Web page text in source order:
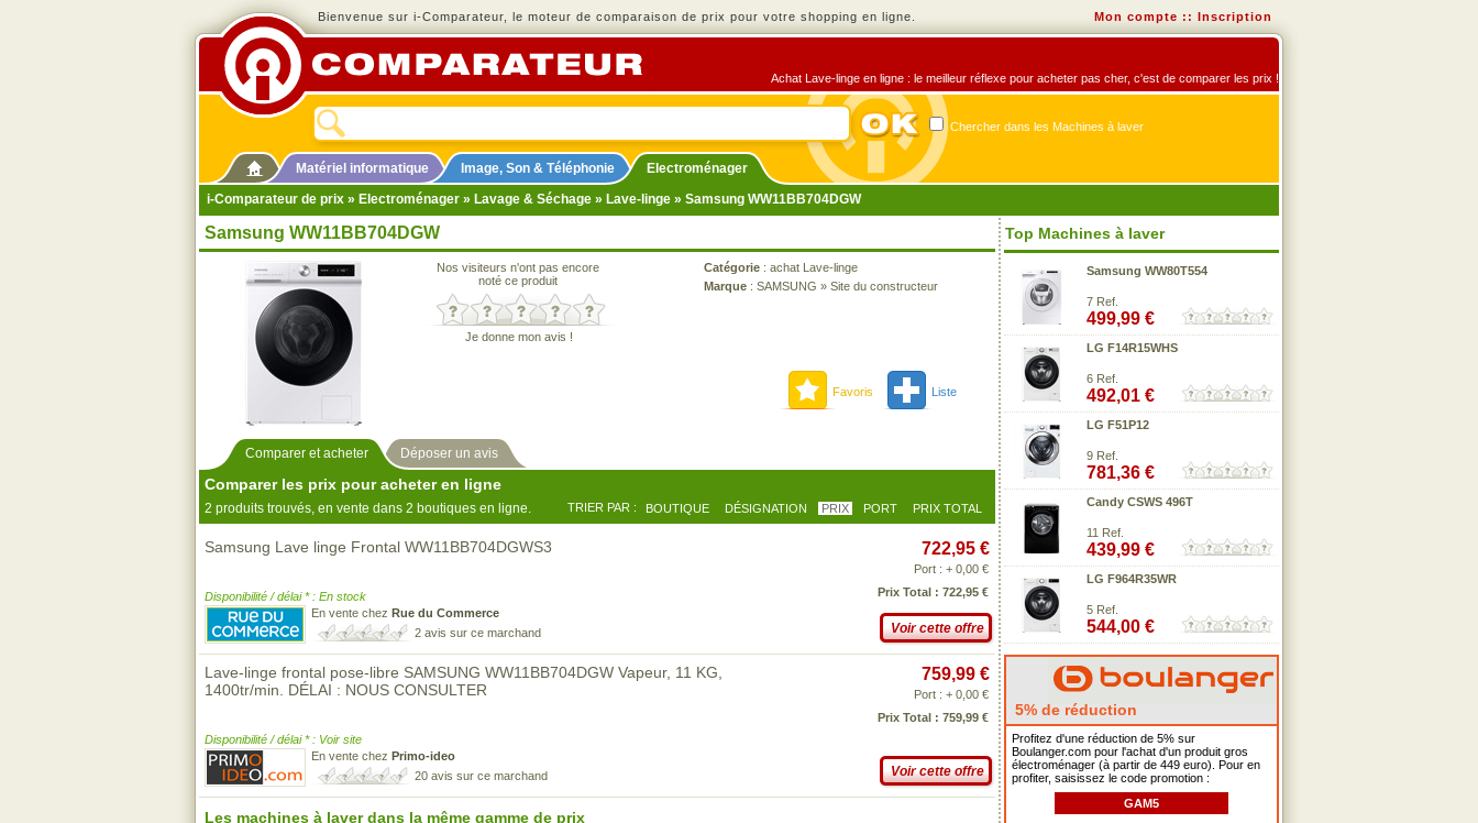
Bienvenue sur i-Comparateur, le moteur de comparaison de prix pour votre shopping en ligne. Mon compte :: Inscription
Achat Lave-linge en ligne : le meilleur réflexe pour acheter pas cher, c'est de comparer les prix !
Chercher dans les Machines à laver
Matériel informatique Image, Son & Téléphonie
Electroménager
i-Comparateur de prix » Electroménager » Lavage & Séchage » Lave-linge » Samsung WW11BB704DGW
Samsung WW11BB704DGW
Nos visiteurs n'ont pas encore
noté ce produit
Je donne mon avis !
Catégorie : achat Lave-linge
Marque : SAMSUNG » Site du constructeur
Favoris Liste
Comparer et acheter Déposer un avis
Comparer les prix pour acheter en ligne
2 produits trouvés, en vente dans 2 boutiques en ligne. TRIER PAR : BOUTIQUE DÉSIGNATION PRIX PORT PRIX TOTAL
Samsung Lave linge Frontal WW11BB704DGWS3
Disponibilité / délai * : En stock
En vente chez Rue du Commerce
2 avis sur ce marchand
722,95 €
Port : + 0,00 €
Prix Total : 722,95 €
Voir cette offre
Lave-linge frontal pose-libre SAMSUNG WW11BB704DGW Vapeur, 11 KG,
1400tr/min. DÉLAI : NOUS CONSULTER
Disponibilité / délai * : Voir site
En vente chez Primo-ideo
20 avis sur ce marchand
759,99 €
Port : + 0,00 €
Prix Total : 759,99 €
Voir cette offre
Les machines à laver dans la même gamme de prix
Top Machines à laver
Samsung WW80T554
7 Ref.
499,99 €
LG F14R15WHS
6 Ref.
492,01 €
LG F51P12
9 Ref.
781,36 €
Candy CSWS 496T
11 Ref.
439,99 €
LG F964R35WR
5 Ref.
544,00 €
5% de réduction
Profitez d'une réduction de 5% sur
Boulanger.com pour l'achat d'un produit gros
électroménager (à partir de 449 euro). Pour en
profiter, saisissez le code promotion :
GAM5